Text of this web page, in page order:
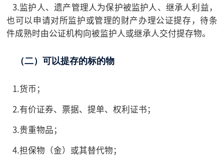
3.监护人、遗产管理人为保护被监护人、继承人利益，
也可以申请对所监护或管理的财产办理公证提存，待条
件成熟时由公证机构向被监护人或继承人交付提存物。
（二）可以提存的标的物
1.货币；
2.有价证券、票据、提单、权利证书；
3.贵重物品；
4.担保物（金）或其替代物；